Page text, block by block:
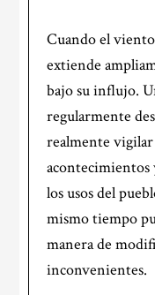
Cuando el
extiende
bajo su influjo.
regularmente
realmente vigilar
acontecimientos
los usos del
mismo tiempo
manera de
inconvenientes.